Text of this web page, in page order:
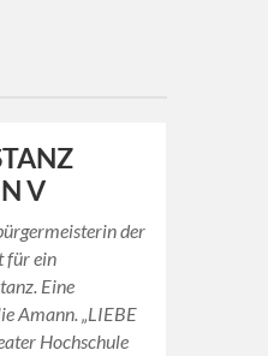
V
der
für ein
Eine
Amann. „LIEBE
Hochschule